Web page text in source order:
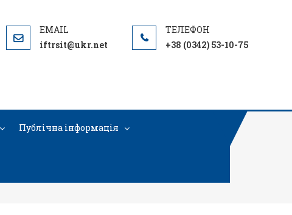
iftrsit@ukr.net +38 (0342) 53-10-75
Публічна інформація